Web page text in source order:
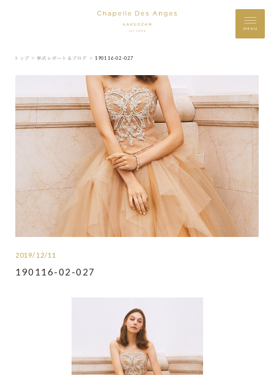
MENU
トップ ＞ 挙式レポート＆ブログ ＞ 190116-02-027
2019/12/11
190116-02-027